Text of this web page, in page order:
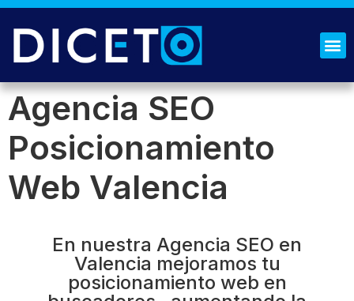
Agencia SEO
Posicionamiento
Web Valencia
En nuestra Agencia SEO en
Valencia mejoramos tu
posicionamiento web en